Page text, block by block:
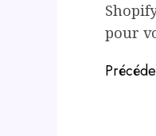
pour
Post